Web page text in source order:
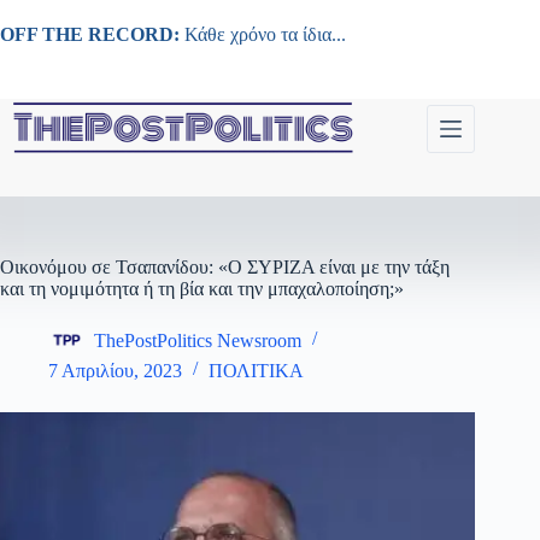
στο
OFF THE RECORD: Κάθε χρόνο τα ίδια...
Οικονόμου σε Τσαπανίδου: «Ο ΣΥΡΙΖΑ είναι με την τάξη
και τη νομιμότητα ή τη βία και την μπαχαλοποίηση;»
ThePostPolitics Newsroom
7 Απριλίου, 2023
ΠΟΛΙΤΙΚΑ